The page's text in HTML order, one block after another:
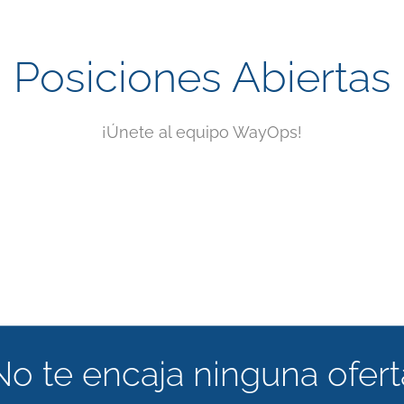
Posiciones Abiertas
¡Únete al equipo WayOps!
te encaja ninguna